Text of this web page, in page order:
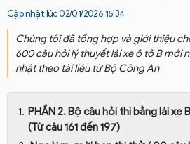
Cập nhật lúc 02/01/2026 15:34
Chúng tôi đã tổng hợp và giới thiệu
600 câu hỏi lý thuyết lái xe ô tô B mới
nhật theo tài liệu từ Bộ Công An
PHẦN 2. Bộ câu hỏi thi bằng lái xe
(Từ câu 161 đến 197)